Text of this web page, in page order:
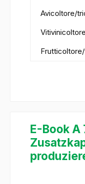
Avicoltore/
E-Book A